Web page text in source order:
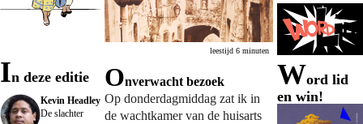
in deze editie
Kevin Headley
De slachter
leestijd 6 minuten
Onverwacht bezoek
Op donderdagmiddag zat ik in
de wachtkamer van de huisarts
Word lid
en win!